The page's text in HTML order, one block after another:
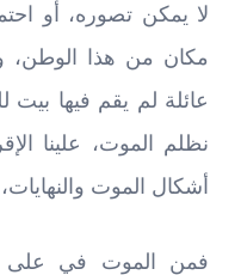
لا يمكن تصوره، أو
مكان من هذا الوطن،
عائلة لم يقم فيها بيت
نظلم الموت، علينا
أشكال الموت والنهايات،
فمن الموت في على